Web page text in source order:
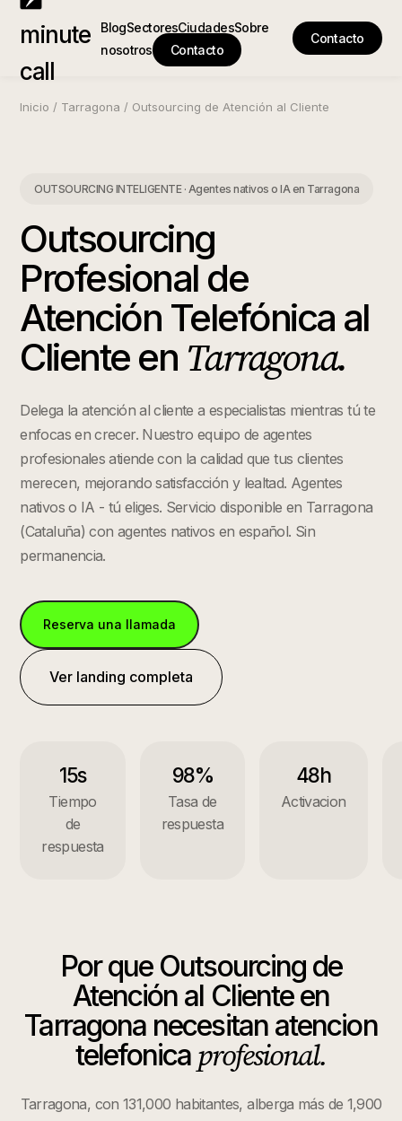
minute
call
BlogSectoresCiudadesSobre
nosotros
Contacto
Contacto
Inicio / Tarragona / Outsourcing de Atención al Cliente
OUTSOURCING INTELIGENTE · Agentes nativos o IAen Tarragona
Outsourcing
Profesional de
Atención Telefónica al
Clienteen Tarragona.
Delega la atención al cliente a especialistas mientras tú te
enfocas en crecer. Nuestro equipo de agentes
profesionales atiende con la calidad que tus clientes
merecen, mejorando satisfacción y lealtad. Agentes
nativos o IA - tú eliges. Servicio disponible en Tarragona
(Cataluña) con agentes nativos en español. Sin
permanencia.
Reserva una llamada
Ver landing completa
15s
Tiempo
de
respuesta
98%
Tasa de
respuesta
48h
Activacion
Por que Outsourcing de
Atención al Clienteen
Tarragona necesitan atencion
telefonica profesional.
Tarragona, con 131,000 habitantes, alberga más de 1,900